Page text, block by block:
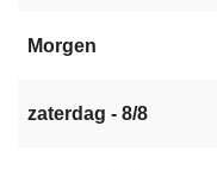
Morgen
zaterdag - 8/8